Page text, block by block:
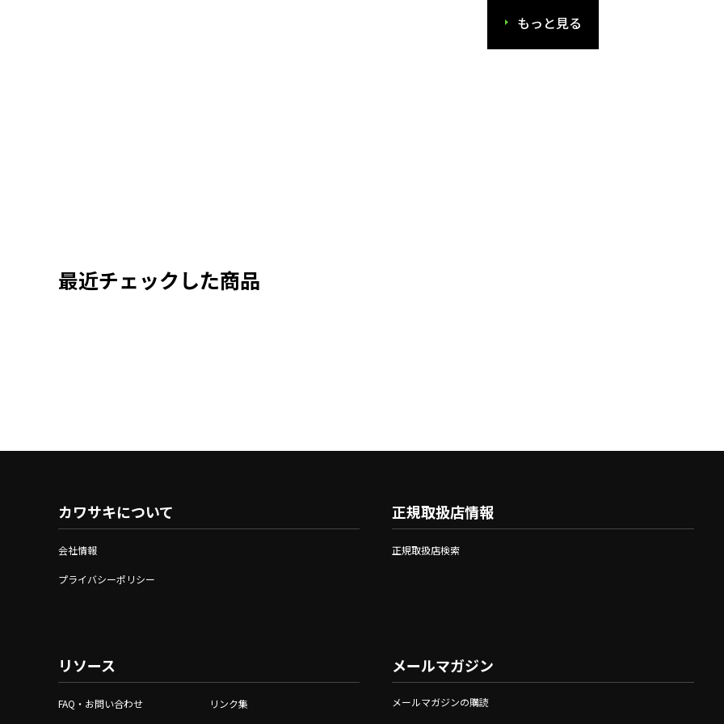
もっと見る
最近チェックした商品
カワサキについて
会社情報
プライバシーポリシー
リソース
FAQ・お問い合わせ リンク集
正規取扱店情報
正規取扱店検索
メールマガジン
メールマガジンの購読